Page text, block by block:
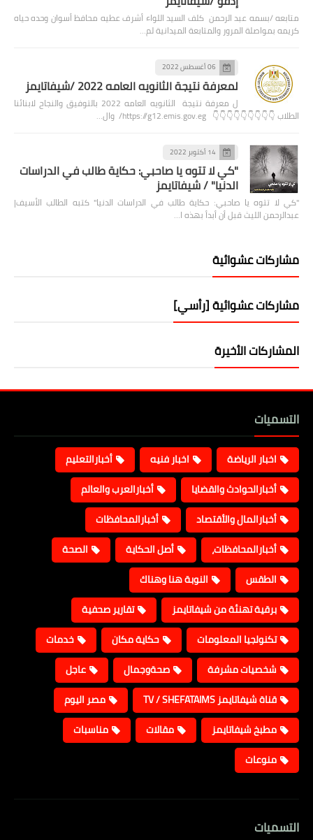
متابعه /بسمه عبد الرحمن كلف السيد اللواء أشرف عطيه محافظ أسوان وحده حياه
كريمه بمواصلة المرور والمتابعة الميدانية لم…
06 أغسطس 2022
لمعرفة نتيجة الثانويه العامه 2022 /شيفاتايمز
ل معرفة نتيجة الثانويه العامه 2022 بالتوفيق والنجاح لابنائنا
الطلاب 👇👇👇👇👇👇👇👇👇 https://g12.emis.gov.eg/ وال…
14 أكتوبر 2022
"كي لا تتوه يا صاحبي: حكاية طالب في الدراسات
الدنيا" / شيفاتايمز
"كي لا تتوه يا صاحبي: حكاية طالب في الدراسات الدنيا" كتبه الطالب الأسيف|
عبدالرحمن الليث قبل أن أبدأ بهذه ا…
مشاركات عشوائية
مشاركات عشوائية [رأسي]
المشاركات الأخيرة
التسميات
اخبار الرياضة اخبار فنيه
أخبارالتعليم
أخبارالحوادث والقضايا
أخبارالعرب والعالم
أخبارالمال والأقتصاد
أخبارالمحافظات
أخبارالمحافظات،
أصل الحكاية
الصحة
الطقس
النوبة هنا وهناك
برقية تهنئة من شيفاتايمز
تقارير صحفية
تكنولجيا المعلومات
حكاية مكان
خدمات
شخصيات مشرفة
صحةوجمال
عاجل
قناة شيفاتايمز TV / SHEFATAIMS
مصر اليوم
مطبخ شيفاتايمز
مقالات
مناسبات
منوعات
التسميات